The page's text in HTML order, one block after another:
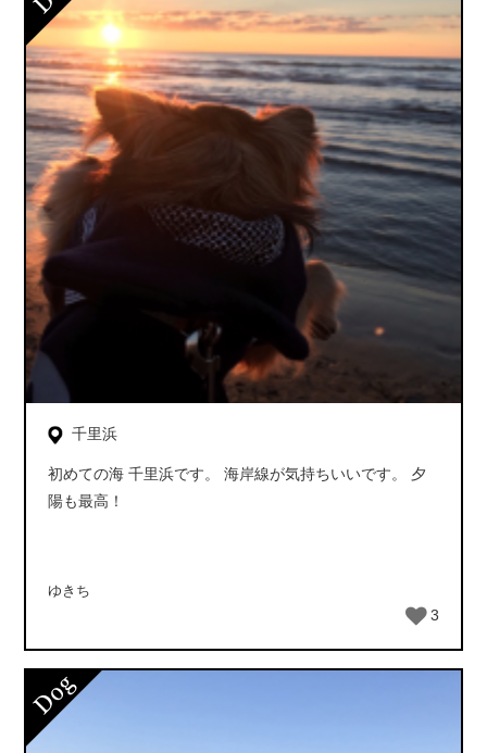
千里浜
初めての海 千里浜です。 海岸線が気持ちいいです。 夕
陽も最高！
ゆきち
3